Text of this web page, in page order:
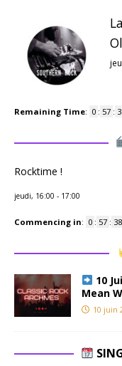
Remaining Time: 0 : 57 :
Rocktime !
jeudi, 16:00 - 17:00
Commencing in: 0 : 57 : 37
10
Mean
10 juin